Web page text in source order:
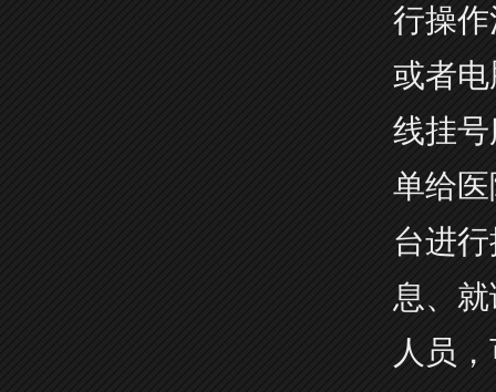
行操
或者
线挂
单给
台进
息、
人员